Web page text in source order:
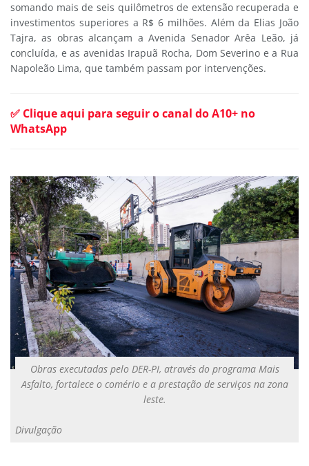
somando mais de seis quilômetros de extensão recuperada e
investimentos superiores a R$ 6 milhões. Além da Elias João
Tajra, as obras alcançam a Avenida Senador Arêa Leão, já
concluída, e as avenidas Irapuã Rocha, Dom Severino e a Rua
Napoleão Lima, que também passam por intervenções.
✅ Clique aqui para seguir o canal do A10+ no
WhatsApp
Obras executadas pelo DER-PI, através do programa Mais
Asfalto, fortalece o comério e a prestação de serviços na zona
leste.
Divulgação